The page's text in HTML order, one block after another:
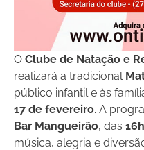
O Clube de Natação e
realizará a tradicional
público infantil e às
17 de fevereiro. A
Bar Mangueirão, das
música, alegria e